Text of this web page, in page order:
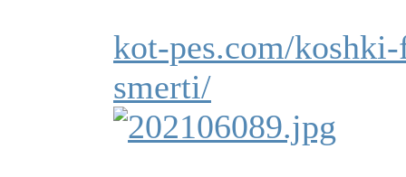
kot-pes.com/
smerti/